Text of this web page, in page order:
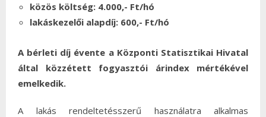
közös költség: 4.000,- Ft/hó
lakáskezelői alapdíj: 600,- Ft/hó
A bérleti díj évente a Központi Statisztikai Hivatal
által közzétett fogyasztói árindex mértékével
emelkedik.
A lakás rendeltetésszerű használatra alkalmas